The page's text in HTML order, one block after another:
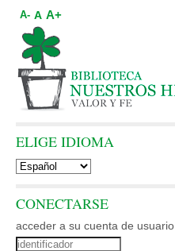
A- A A+
ELIGE IDIOMA
CONECTARSE
acceder a su cuenta de usuario